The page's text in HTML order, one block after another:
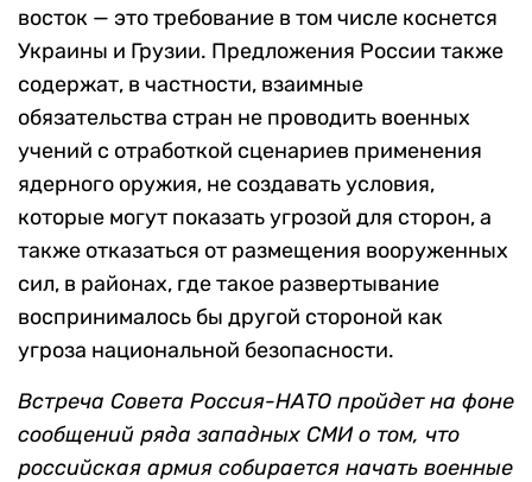
восток — это требование в том числе коснется
Украины и Грузии. Предложения России также
содержат, в частности, взаимные
обязательства стран не проводить военных
учений с отработкой сценариев применения
ядерного оружия, не создавать условия,
которые могут показать угрозой для сторон, а
также отказаться от размещения вооруженных
сил, в районах, где такое развертывание
воспринималось бы другой стороной как
угроза национальной безопасности.
Встреча Совета Россия-НАТО пройдет на фоне
сообщений ряда западных СМИ о том, что
российская армия собирается начать военные